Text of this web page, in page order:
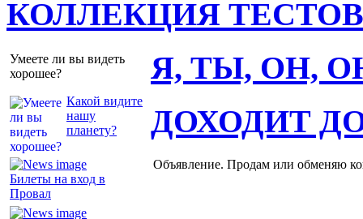
КОЛЛЕКЦИЯ ТЕСТОВ
Умеете ли вы видеть
хорошее?
Какой видите
нашу
планету?
Я, ТЫ, ОН,
Билеты на вход в
Провал
ДОХОДИТ
Объявление. Продам или обменяю